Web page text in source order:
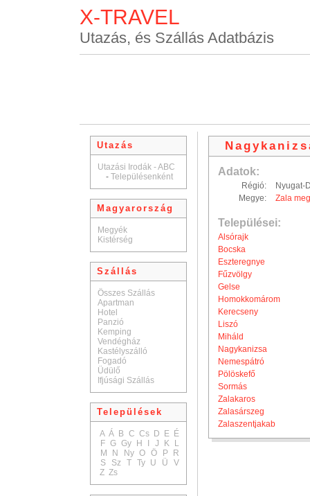
X-TRAVEL
Utazás, és Szállás Adatbázis
Utazás
Utazási Irodák - ABC
- Településenként
Magyarország
Megyék
Kistérség
Szállás
Összes Szállás
Apartman
Hotel
Panzió
Kemping
Vendégház
Kastélyszálló
Fogadó
Üdülő
Ifjúsági Szállás
Települések
A Á B C Cs D E É
F G Gy H J K
L
M
N Ny O Ö P
R
S
Sz T Ty U Ü
V
Z Zs
Adatok:
Régió:
Nyugat-
Megye:
Zala
Települései:
Alsórajk
Bocska
Eszteregnye
Fűzvölgy
Gelse
Homokkomárom
Kerecseny
Liszó
Miháld
Nagykanizsa
Nemespátró
Pölöskefő
Sormás
Zalakaros
Zalasárszeg
Zalaszentjakab